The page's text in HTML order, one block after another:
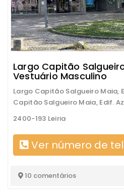
Largo Capitão
Vestuário Masculino
Largo Capitão Salgueiro Maia,
Capitão Salgueiro Maia, Edif.
2400-193 Leiria
Ver número de
10 comentários